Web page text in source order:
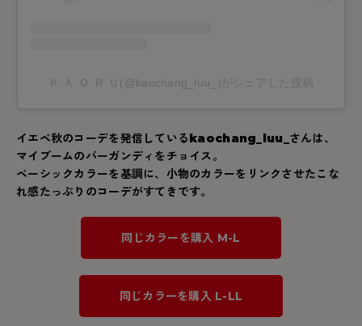
Ｋ Ａ Ｏ Ｒ Ｕ(@kaochang_luu_)がシェアした投稿
イエベ秋のコーデを発信しているkaochang_luu_ さんは、
マイブームのバーガンディをチョイス。
ベーシックカラーを基調に、小物のカラーをリンクさせたこな
れ感たっぷりのコーデがすてきです。
同じカラーを購入 M-L
同じカラーを購入 L-LL